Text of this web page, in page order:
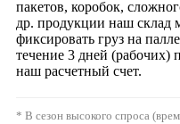
пакетов, коробок,
др. продукции наш склад
фиксировать груз на
течение 3 дней (рабочих)
наш расчетный счет.
* В сезон высокого спроса